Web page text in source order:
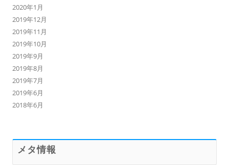
2020年1月
2019年12月
2019年11月
2019年10月
2019年9月
2019年8月
2019年7月
2019年6月
2018年6月
メタ情報